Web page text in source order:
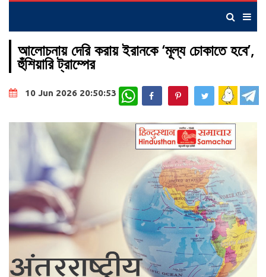
আলোচনায় দেরি করায় ইরানকে ‘মূল্য চোকাতে হবে’,
হুঁশিয়ারি ট্রাম্পের
10 Jun 2026 20:50:53 WhatsApp